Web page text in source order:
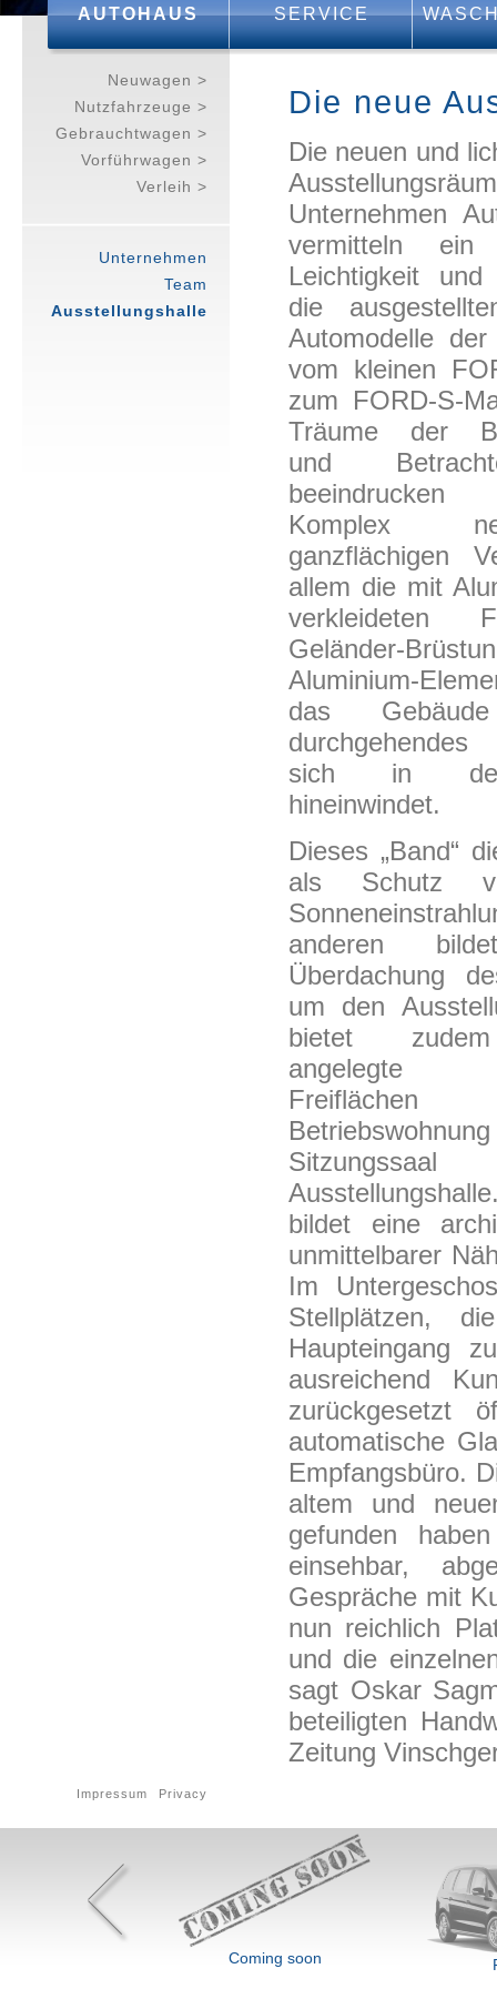
Neuwagen >
Nutzfahrzeuge >
Gebrauchtwagen >
Vorführwagen >
Verleih >
Unternehmen
Team
Ausstellungshalle
Die neue
Die neuen und
Unternehmen
vermitteln
Leichtigkeit
die
Automodelle
vom kleinen
zum FORD-S-
Träume der
und
Komplex
ganzflächigen
allem die mit
verkleideten
Geländer-
Aluminium-
das
sich in
hineinwindet.
Dieses „Band“
als Schutz
anderen
Überdachung
um den
bietet
angelegte
bildet eine
unmittelbarer
Im
Stellplätzen,
Haupteingang
ausreichend
zurückgesetzt
automatische
Empfangsbüro.
altem und
gefunden
einsehbar,
Gespräche mit
nun reichlich
und die
sagt Oskar
beteiligten
Zeitung
Impressum Privacy
AUTOHAUS SERVICE
Ford Galaxy